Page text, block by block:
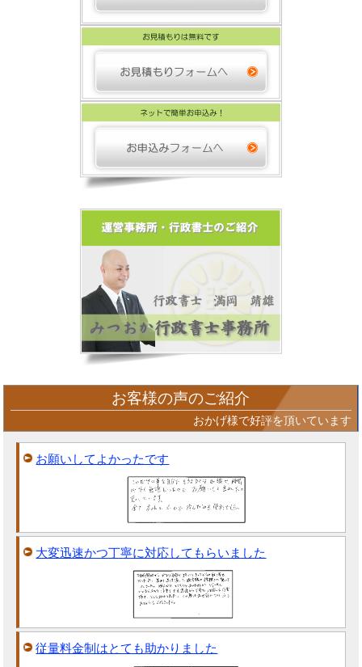
お客様の声のご紹介
おかげ様で好評を頂いています
お願いしてよかったです
大変迅速かつ丁寧に対応してもらいました
従量料金制はとても助かりました